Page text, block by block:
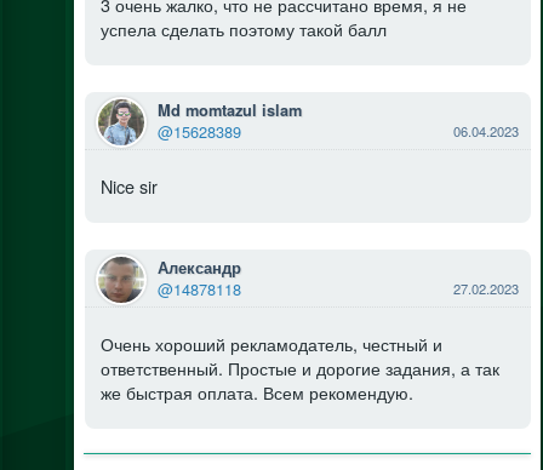
успела сделать поэтому такой балл
Md momtazul islam
@15628389 06.04.2023
Nice sir
Александр
@14878118 27.02.2023
Очень хороший рекламодатель, честный и
ответственный. Простые и дорогие задания, а так
же быстрая оплата. Всем рекомендую.